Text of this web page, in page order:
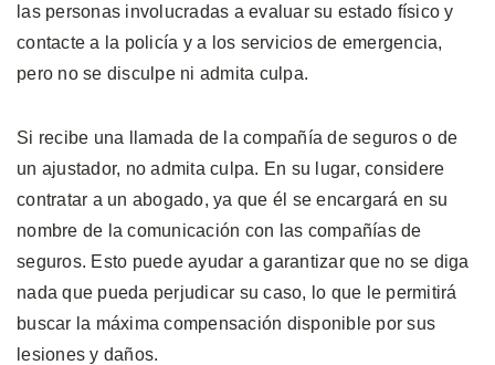
las personas involucradas a evaluar su estado físico y
contacte a la policía y a los servicios de emergencia,
pero no se disculpe ni admita culpa.
Si recibe una llamada de la compañía de seguros o de
un ajustador, no admita culpa. En su lugar, considere
contratar a un abogado, ya que él se encargará en su
nombre de la comunicación con las compañías de
seguros. Esto puede ayudar a garantizar que no se diga
nada que pueda perjudicar su caso, lo que le permitirá
buscar la máxima compensación disponible por sus
lesiones y daños.